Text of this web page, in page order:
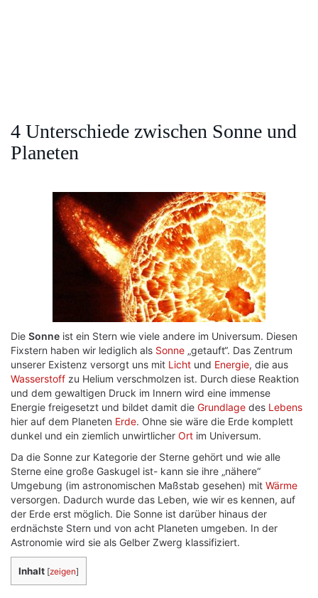
4 Unterschiede zwischen Sonne und
Planeten
Die Sonne ist ein Stern wie viele andere im Universum. Diesen
Fixstern haben wir lediglich als Sonne „getauft“. Das Zentrum
unserer Existenz versorgt uns mit Licht und Energie, die aus
Wasserstoff zu Helium verschmolzen ist. Durch diese Reaktion
und dem gewaltigen Druck im Innern wird eine immense
Energie freigesetzt und bildet damit die Grundlage des Lebens
hier auf dem Planeten Erde. Ohne sie wäre die Erde komplett
dunkel und ein ziemlich unwirtlicher Ort im Universum.
Da die Sonne zur Kategorie der Sterne gehört und wie alle
Sterne eine große Gaskugel ist- kann sie ihre „nähere“
Umgebung (im astronomischen Maßstab gesehen) mit Wärme
versorgen. Dadurch wurde das Leben, wie wir es kennen, auf
der Erde erst möglich. Die Sonne ist darüber hinaus der
erdnächste Stern und von acht Planeten umgeben. In der
Astronomie wird sie als Gelber Zwerg klassifiziert.
Inhalt [zeigen]